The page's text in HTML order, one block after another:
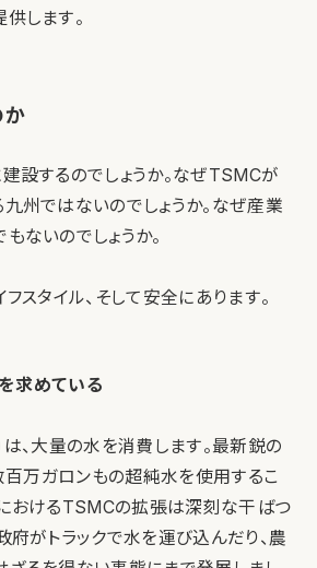
します。
か
設するのでしょうか。なぜTSMCが
州ではないのでしょうか。なぜ産業
ないのでしょうか。
フスタイル、そして安全にあります。
求めている
は、大量の水を消費します。最新鋭の
百万ガロンもの超純水を使用するこ
におけるTSMCの拡張は深刻な干ばつ
府がトラックで水を運び込んだり、農